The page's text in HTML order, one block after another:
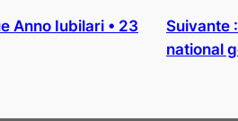
Anno Iubilari • 23
Suivante :
national